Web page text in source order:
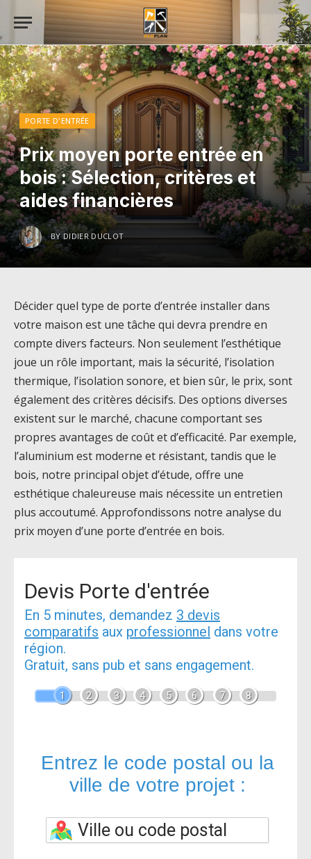
PORTE D'ENTRÉE
Prix moyen porte entrée en
bois : Sélection, critères et
aides financières
BY DIDIER DUCLOT
Décider quel type de porte d’entrée installer dans
votre maison est une tâche qui devra prendre en
compte divers facteurs. Non seulement l’esthétique
joue un rôle important, mais la sécurité, l’isolation
thermique, l’isolation sonore, et bien sûr, le prix, sont
également des critères décisifs. Des options diverses
existent sur le marché, chacune comportant ses
propres avantages de coût et d’efficacité. Par exemple,
l’aluminium est moderne et résistant, tandis que le
bois, notre principal objet d’étude, offre une
esthétique chaleureuse mais nécessite un entretien
plus accoutumé. Approfondissons notre analyse du
prix moyen d’une porte d’entrée en bois.
Devis Porte d'entrée
En 5 minutes, demandez 3 devis
comparatifs aux professionnel dans votre
région.
Gratuit, sans pub et sans engagement.
1 2 3 4 5 6 7 8
Entrez le code postal ou la
ville de votre projet :